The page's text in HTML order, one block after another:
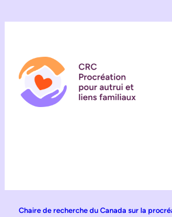
Chaire de recherche du Canada sur la